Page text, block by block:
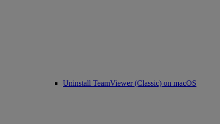
Uninstall TeamViewer (Classic) on macOS